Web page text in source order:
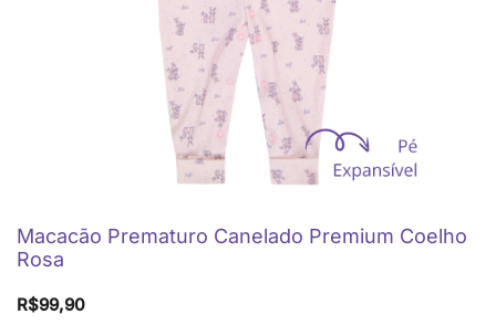
Macacão Prematuro Canelado Premium Coelho
Rosa
R$99,90